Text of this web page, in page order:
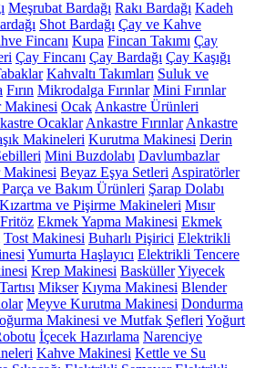
Meşrubat Bardağı Rakı Bardağı Kadeh
Shot Bardağı Çay ve Kahve
Fincanı Kupa Fincan Takımı Çay
Çay Fincanı Çay Bardağı Çay Kaşığı
Kahvaltı Takımları Suluk ve
Fırın Mikrodalga Fırınlar Mini Fırınlar
Makinesi Ocak Ankastre Ürünleri
Ocaklar Ankastre Fırınlar Ankastre
Makineleri Kurutma Makinesi Derin
Mini Buzdolabı Davlumbazlar
Makinesi Beyaz Eşya Setleri Aspiratörler
ve Bakım Ürünleri Şarap Dolabı
Kızartma ve Pişirme Makineleri Mısır
Fritöz Ekmek Yapma Makinesi Ekmek
Tost Makinesi Buharlı Pişirici Elektrikli
Yumurta Haşlayıcı Elektrikli Tencere
Krep Makinesi BasküllerYiyecek
Mikser Kıyma Makinesi Blender
Meyve Kurutma Makinesi Dondurma
Makinesi ve Mutfak Şefleri Yoğurt
İçecek Hazırlama Narenciye
Kahve Makinesi Kettle ve Su